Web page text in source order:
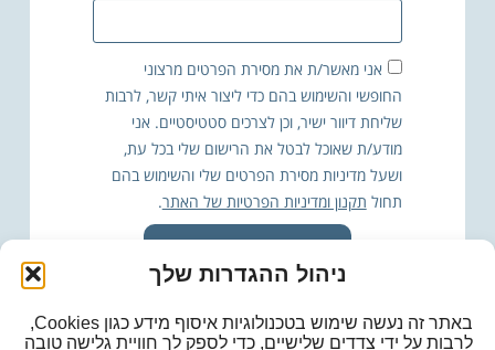
ניהול ההגדרות שלך
באתר זה נעשה שימוש בטכנולוגיות איסוף מידע כגון Cookies,
לרבות על ידי צדדים שלישיים, כדי לספק לך חוויית גלישה טובה
אני מאשר/ת את מסירת הפרטים מרצוני
החופשי והשימוש בהם כדי ליצור איתי קשר, לרבות
שליחת דיוור ישיר, וכן לצרכים סטטיסטיים. אני
מודע/ת שאוכל לבטל את הרישום שלי בכל עת,
ושעל מדיניות מסירת הפרטים שלי והשימוש בהם
תחול תקנון ומדיניות הפרטיות של האתר.
גיל תחזור אליי